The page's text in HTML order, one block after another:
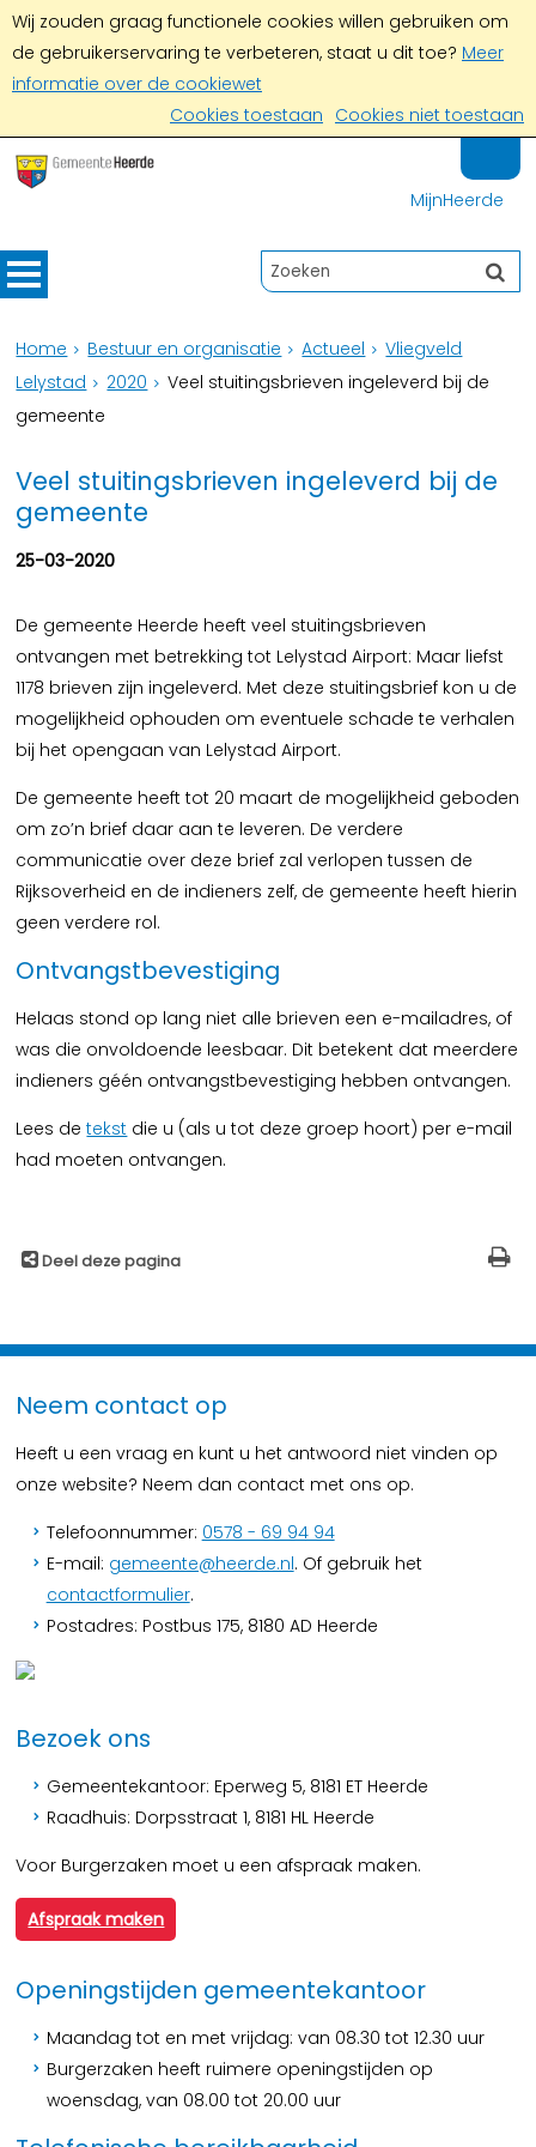
Wij zouden graag functionele cookies willen gebruiken om
de gebruikerservaring te verbeteren, staat u dit toe? Meer
informatie over de cookiewet
Cookies toestaan Cookies niet toestaan
MijnHeerde
Home Bestuur en organisatie Actueel
Vliegveld
Lelystad
2020
Veel stuitingsbrieven ingeleverd bij de
gemeente
Veel stuitingsbrieven ingeleverd bij de
gemeente
25-03-2020
De gemeente Heerde heeft veel stuitingsbrieven
ontvangen met betrekking tot Lelystad Airport: Maar liefst
1178 brieven zijn ingeleverd. Met deze stuitingsbrief kon u de
mogelijkheid ophouden om eventuele schade te verhalen
bij het opengaan van Lelystad Airport.
De gemeente heeft tot 20 maart de mogelijkheid geboden
om zo’n brief daar aan te leveren. De verdere
communicatie over deze brief zal verlopen tussen de
Rijksoverheid en de indieners zelf, de gemeente heeft hierin
geen verdere rol.
Ontvangstbevestiging
Helaas stond op lang niet alle brieven een e-mailadres, of
was die onvoldoende leesbaar. Dit betekent dat meerdere
indieners géén ontvangstbevestiging hebben ontvangen.
Lees detekst die u (als u tot deze groep hoort) per e-mail
had moeten ontvangen.
Deel deze pagina
Neem contact op
Heeft u een vraag en kunt u het antwoord niet vinden op
onze website? Neem dan contact met ons op.
Telefoonnummer: 0578 - 69 94 94
E-mail: gemeente@heerde.nl. Of gebruik het
contactformulier.
Postadres: Postbus 175, 8180 AD Heerde
Bezoek ons
Gemeentekantoor: Eperweg 5, 8181 ET Heerde
Raadhuis: Dorpsstraat 1, 8181 HL Heerde
Voor Burgerzaken moet u een afspraak maken.
Afspraak maken
Openingstijden gemeentekantoor
Maandag tot en met vrijdag: van 08.30 tot 12.30 uur
Burgerzaken heeft ruimere openingstijden op
woensdag, van 08.00 tot 20.00 uur